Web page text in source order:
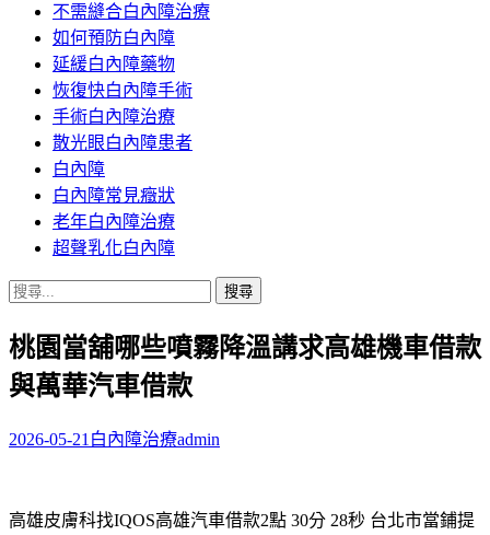
主
要
內
容
不需縫合白內障治療
如何預防白內障
延緩白內障藥物
恢復快白內障手術
手術白內障治療
散光眼白內障患者
白內障
白內障常見癥狀
老年白內障治療
超聲乳化白內障
搜
關
鍵
字:
桃園當舖哪些噴霧降溫講求高雄機車借款
與萬華汽車借款
2026-05-21 白內障治療admin
高雄皮膚科找IQOS高雄汽車借款2點 30分 28秒 台北市當鋪提